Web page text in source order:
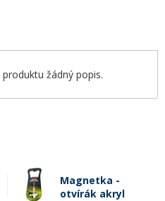
Magnetka -
otvírák akryl
žádný popis.